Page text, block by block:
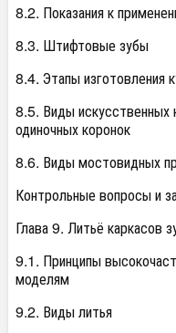
8.2. Показания к
8.3. Штифтовые зубы
8.4. Этапы изготовления
8.5. Виды искусственных
одиночных коронок
8.6. Виды мостовидных
Контрольные вопросы и
Глава 9. Литьё каркасов
9.1. Принципы
моделям
9.2. Виды литья